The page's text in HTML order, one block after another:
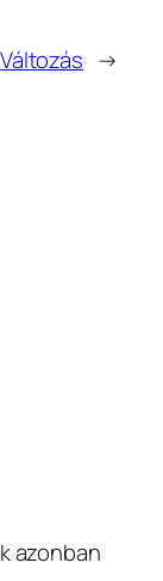
Változás →
azonban